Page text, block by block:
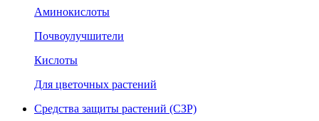
Аминокислоты
Почвоулучшители
Кислоты
Для цветочных растений
Средства защиты растений (СЗР)